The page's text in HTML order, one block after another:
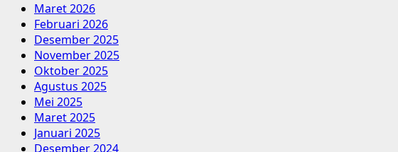
Maret 2026
Februari 2026
Desember 2025
November 2025
Oktober 2025
Agustus 2025
Mei 2025
Maret 2025
Januari 2025
Desember 2024